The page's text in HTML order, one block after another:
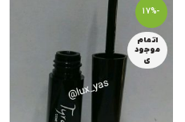
-17%
اتمام
موجود
ی